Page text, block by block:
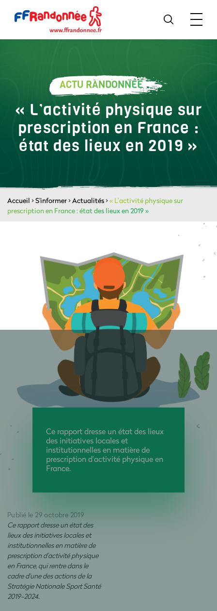
ACTU RANDONNÉE
« L’activité physique sur
prescription en France :
état des lieux en 2019 »
Accueil >S'informer>Actualités>« L’activité physique sur
prescription en France : état des lieux en 2019 »
Ce rapport dresse un état des lieux
des initiatives locales et
institutionnelles en matière de
prescription d’activité physique en
France.
Publié le 29 octobre 2019
Ce rapport dresse un état des
lieux des initiatives locales et
institutionnelles en matière de
prescription d’activité physique
en France, qui rentre dans le
cadre d'une des actions de la
Stratégie Nationale Sport Santé
2019-2024.